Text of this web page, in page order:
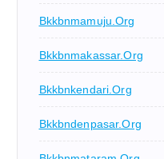
Bkkbnmamuju.org
Bkkbnmakassar.org
Bkkbnkendari.org
Bkkbndenpasar.org